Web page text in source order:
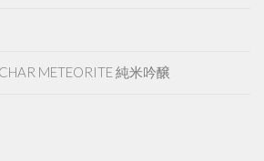
METEORITE 純米吟醸